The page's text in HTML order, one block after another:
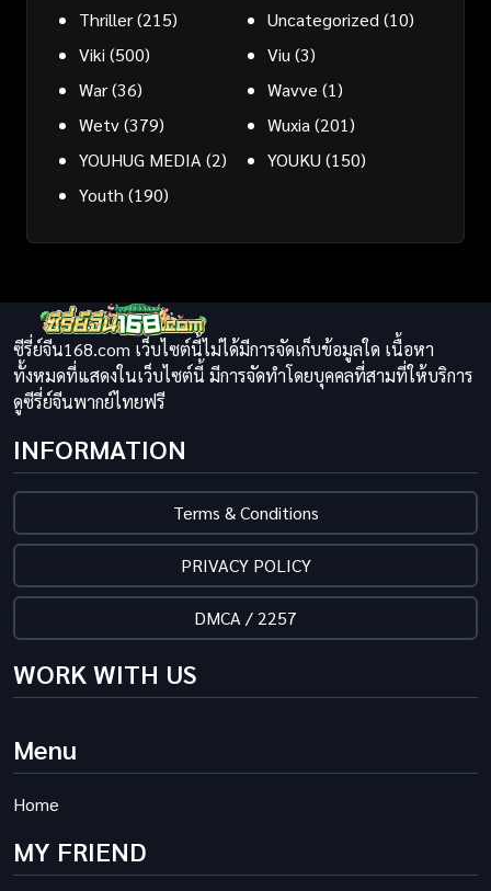
Thriller(215) Uncategorized (10)
Viki (500) Viu (3)
War(36) Wavve (1)
Wetv(379) Wuxia (201)
YOUHUG MEDIA (2) YOUKU (150)
Youth (190)
ซีรี่ย์จีน168.com เว็บไซต์นี้ไม่ได้มีการจัดเก็บข้อมูลใด เนื้อหา
ทั้งหมดที่แสดงในเว็บไซต์นี้ มีการจัดทำโดยบุคคลที่สามที่ให้บริการ
ดูซีรี่ย์จีนพากย์ไทยฟรี
INFORMATION
Terms & Conditions
PRIVACY POLICY
DMCA / 2257
WORK WITH US
Menu
Home
MY FRIEND